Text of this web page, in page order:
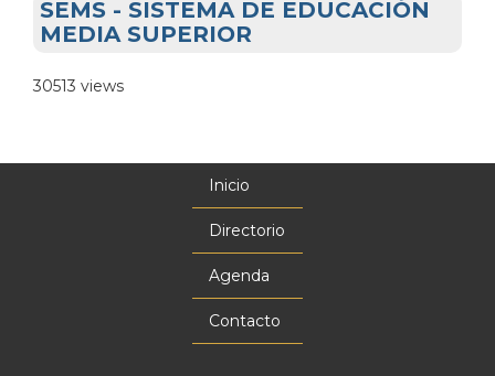
SEMS - SISTEMA DE EDUCACIÓN
MEDIA SUPERIOR
30513 views
Inicio
Directorio
Agenda
Contacto